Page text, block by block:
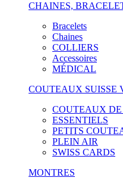
CHAINES,
Bracelets
Chaines
COLLIERS
Accessoires
MÉDICAL
COUTEAUX SUISSE
COUTEAUX
ESSENTIELS
PETITS
PLEIN AIR
SWISS CARDS
MONTRES